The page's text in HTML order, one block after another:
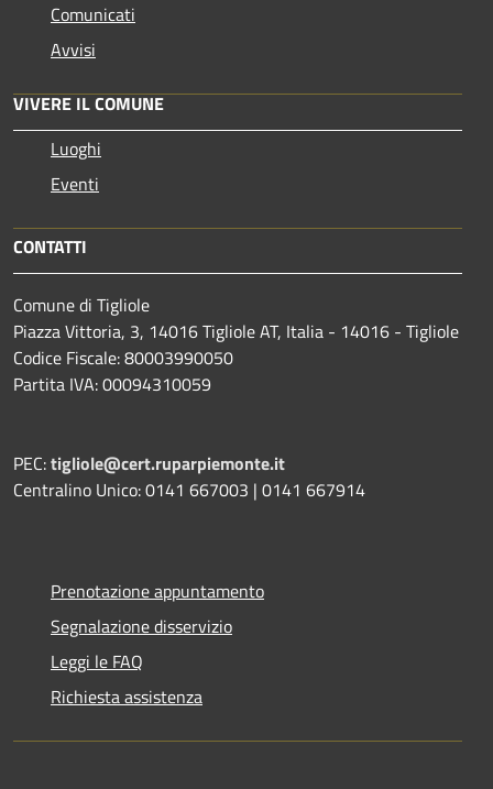
Comunicati
Avvisi
VIVERE IL COMUNE
Luoghi
Eventi
CONTATTI
Comune di Tigliole
Piazza Vittoria, 3, 14016 Tigliole AT, Italia - 14016 - Tigliole
Codice Fiscale: 80003990050
Partita IVA: 00094310059
PEC:tigliole@cert.ruparpiemonte.it
Centralino Unico: 0141 667003 | 0141 667914
Prenotazione appuntamento
Segnalazione disservizio
Leggi le FAQ
Richiesta assistenza